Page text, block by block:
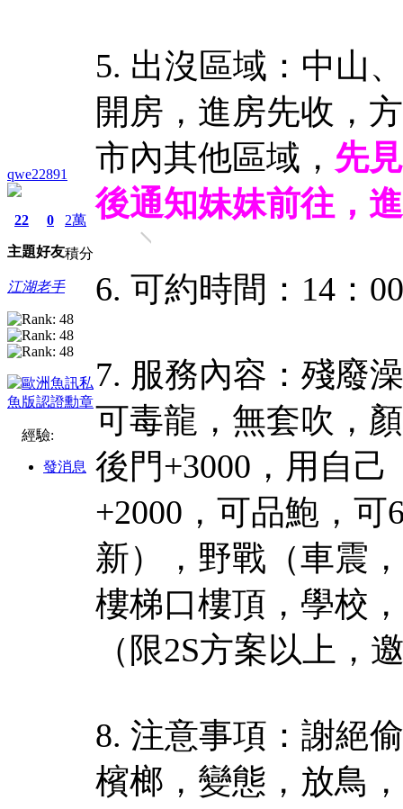
qwe22891
22
主題
0
好友
2萬
積分
江湖老手
經驗:
發消息
5. 出沒區域：中山
開房，進房先收，
市內其他區域， 先
後通知妹妹前往，
6. 可約時間：14：
7. 服務內容：殘廢
可毒龍，無套吹，
後門+3000，用自
+2000，可品鮑，
新），野戰（車震
樓梯口樓頂，學校
（限2S方案以上，
8. 注意事項：謝絕
檳榔，變態，放鳥